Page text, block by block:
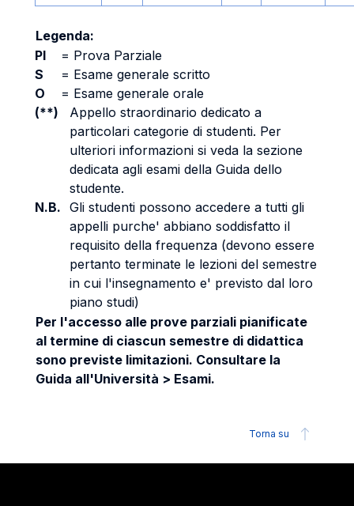
Legenda:
PI
= Prova Parziale
S
= Esame generale scritto
O
= Esame generale orale
(**)
Appello straordinario dedicato a
particolari categorie di studenti. Per
ulteriori informazioni si veda la sezione
dedicata agli esami della Guida dello
studente.
N.B. Gli studenti possono accedere a tutti gli
appelli purche' abbiano soddisfatto il
requisito della frequenza (devono essere
pertanto terminate le lezioni del semestre
in cui l'insegnamento e' previsto dal loro
piano studi)
Per l'accesso alle prove parziali pianificate
al termine di ciascun semestre di didattica
sono previste limitazioni. Consultare la
Guida all'Università > Esami.
Torna su